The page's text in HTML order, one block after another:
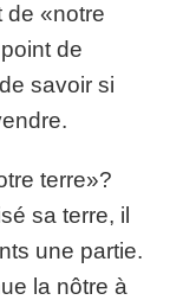
de «notre
de
savoir si
terre»?
sa terre, il
une partie.
la nôtre à